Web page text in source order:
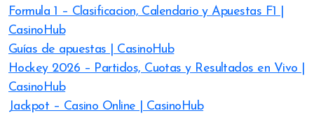
Formula 1 – Clasificacion, Calendario y Apuestas F1 |
CasinoHub
Guías de apuestas | CasinoHub
Hockey 2026 – Partidos, Cuotas y Resultados en Vivo |
CasinoHub
Jackpot – Casino Online | CasinoHub